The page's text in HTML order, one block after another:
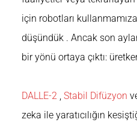
için robotları kullanmamıza
düşündük . Ancak son
bir yönü ortaya çıktı:
DALLE-2 , Stabil Difüzyon
zeka ile yaratıcılığın